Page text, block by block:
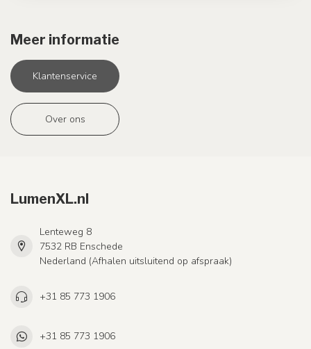
Meer informatie
Klantenservice
Over ons
LumenXL.nl
Lenteweg 8
7532 RB Enschede
Nederland (Afhalen uitsluitend op afspraak)
+31 85 773 1906
+31 85 773 1906